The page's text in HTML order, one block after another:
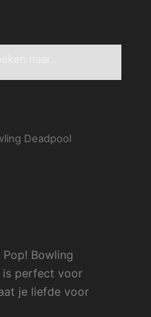
Deadpool
Bowling
is perfect voor
je liefde voor